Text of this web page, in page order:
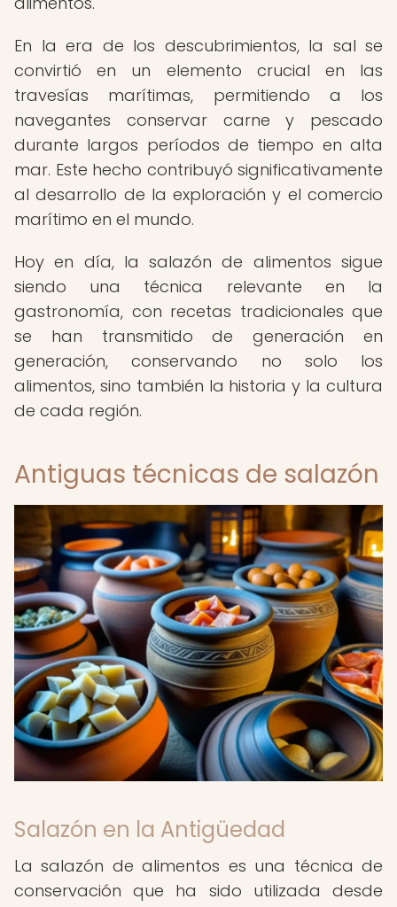
En la era de los descubrimientos, la sal se
convirtió en un elemento crucial en las
travesías marítimas, permitiendo a los
navegantes conservar carne y pescado
durante largos períodos de tiempo en alta
mar. Este hecho contribuyó significativamente
al desarrollo de la exploración y el comercio
marítimo en el mundo.
Hoy en día, la salazón de alimentos sigue
siendo una técnica relevante en la
gastronomía, con recetas tradicionales que
se han transmitido de generación en
generación, conservando no solo los
alimentos, sino también la historia y la cultura
de cada región.
Antiguas técnicas de salazón
Salazón en la Antigüedad
La salazón de alimentos es una técnica de
conservación que ha sido utilizada desde